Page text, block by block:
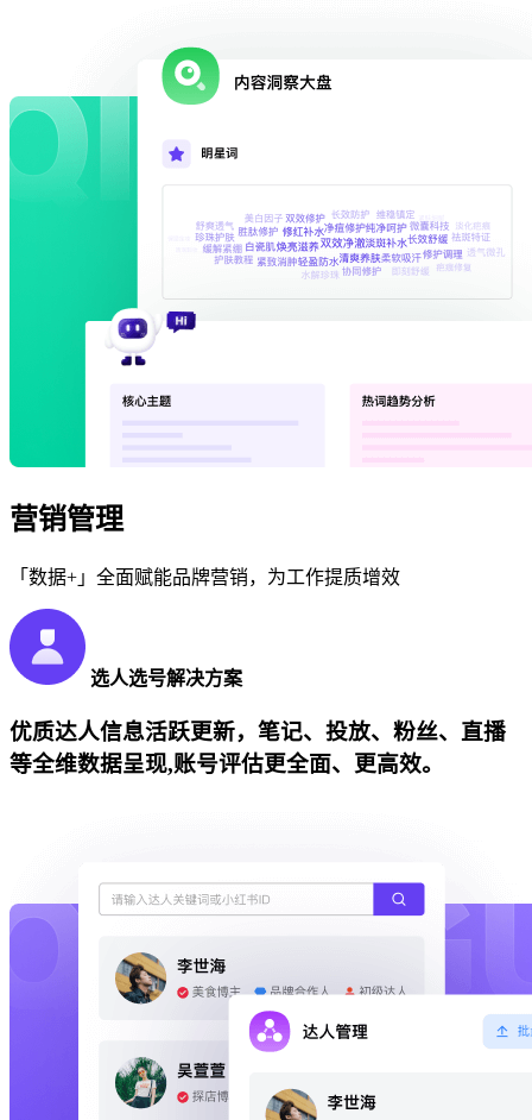
营销管理
「数据+」全面赋能品牌营销，为工作提质增效
选人选号解决方案
优质达人信息活跃更新，笔记、投放、粉丝、直播
等全维数据呈现,账号评估更全面、更高效。